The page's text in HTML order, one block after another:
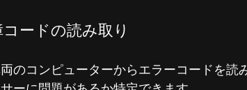
ードの読み取り
のコンピューターからエラーコードを読